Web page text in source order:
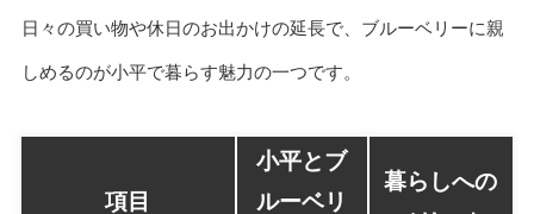
日々の買い物や休日のお出かけの延長で、ブルーベリーに親
しめるのが小平で暮らす魅力の一つです。
項目
小平とブ
ルーベリ
暮らしへの